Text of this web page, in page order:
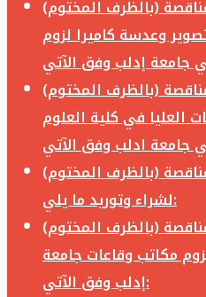
(بالظرف المختوم)
وعدسة كاميرا لزوم
(بالظرف المختوم)
العليا في كلية العلوم
(بالظرف المختوم)
لشراء وتوريد ما يلي:
(بالظرف المختوم)
مكاتب وقاعات جامعة
إدلب وفق الآتي: